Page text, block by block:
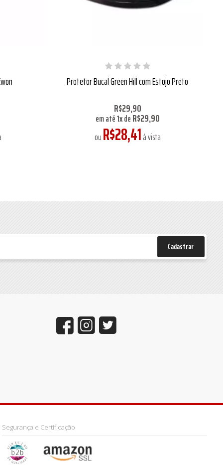
Protetor Bucal Green Hill com Estojo Preto
R$29,90
em até1xdeR$29,90
ouR$28,41à vista
Cadastrar
Segurança e Certificação